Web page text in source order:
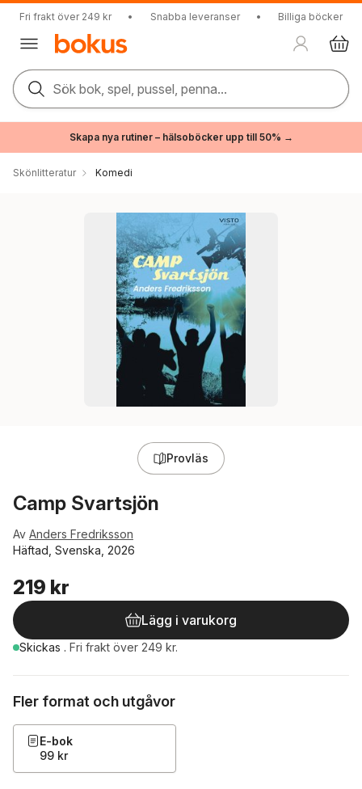
Fri frakt över 249 kr • Snabba leveranser • Billiga böcker
Sök bok, spel, pussel, penna...
Skapa nya rutiner – hälsoböcker upp till 50% →
Skönlitteratur Komedi
Provläs
Camp Svartsjön
Av Anders Fredriksson
Häftad, Svenska, 2026
219 kr
Lägg i varukorg
Skickas . Fri frakt över 249 kr.
Fler format och utgåvor
E-bok
99 kr